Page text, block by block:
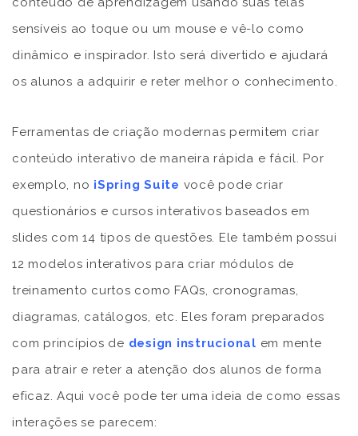
sensíveis ao toque ou um mouse e vê-lo como
dinâmico e inspirador. Isto será divertido e ajudará
os alunos a adquirir e reter melhor o conhecimento.
Ferramentas de criação modernas permitem criar
conteúdo interativo de maneira rápida e fácil. Por
exemplo, no iSpring Suite você pode criar
questionários e cursos interativos baseados em
slides com 14 tipos de questões. Ele também possui
12 modelos interativos para criar módulos de
treinamento curtos como FAQs, cronogramas,
diagramas, catálogos, etc. Eles foram preparados
com princípios de design instrucional em mente
para atrair e reter a atenção dos alunos de forma
eficaz. Aqui você pode ter uma ideia de como essas
interações se parecem: